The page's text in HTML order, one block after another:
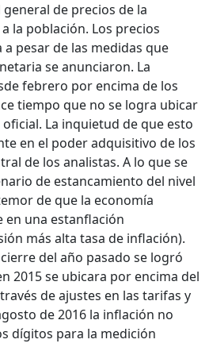
de precios de la
la población. Los precios
pesar de las medidas que
se anunciaron. La
febrero por encima de los
tiempo que no se logra ubicar
La inquietud de que esto
en el poder adquisitivo de los
de los analistas. A lo que se
de estancamiento del nivel
de que la economía
en una estanflación
más alta tasa de inflación).
del año pasado se logró
2015 se ubicara por encima del
de ajustes en las tarifas y
de 2016 la inflación no
dígitos para la medición